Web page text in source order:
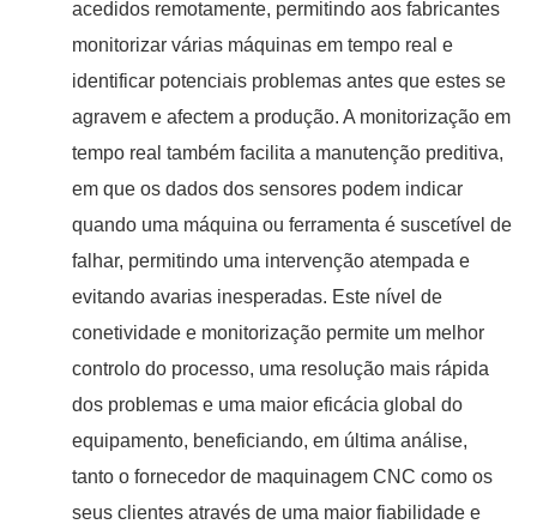
acedidos remotamente, permitindo aos fabricantes
monitorizar várias máquinas em tempo real e
identificar potenciais problemas antes que estes se
agravem e afectem a produção. A monitorização em
tempo real também facilita a manutenção preditiva,
em que os dados dos sensores podem indicar
quando uma máquina ou ferramenta é suscetível de
falhar, permitindo uma intervenção atempada e
evitando avarias inesperadas. Este nível de
conetividade e monitorização permite um melhor
controlo do processo, uma resolução mais rápida
dos problemas e uma maior eficácia global do
equipamento, beneficiando, em última análise,
tanto o fornecedor de maquinagem CNC como os
seus clientes através de uma maior fiabilidade e